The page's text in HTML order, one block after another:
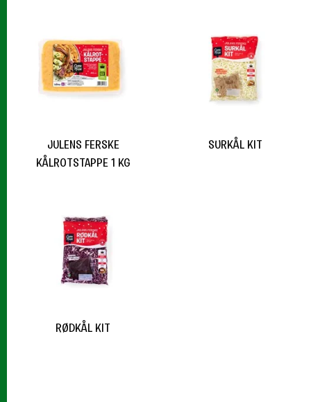
JULENS FERSKE
KÅLROTSTAPPE 1 KG
SURKÅL KIT
RØDKÅL KIT